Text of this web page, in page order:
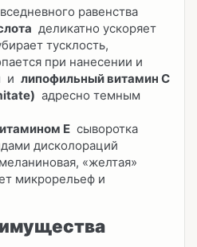
равенства
деликатно ускоряет
тусклость,
при нанесении и
и липофильный витамин C
адресно темным
E сыворотка
дисколораций
«желтая»
микрорельеф и